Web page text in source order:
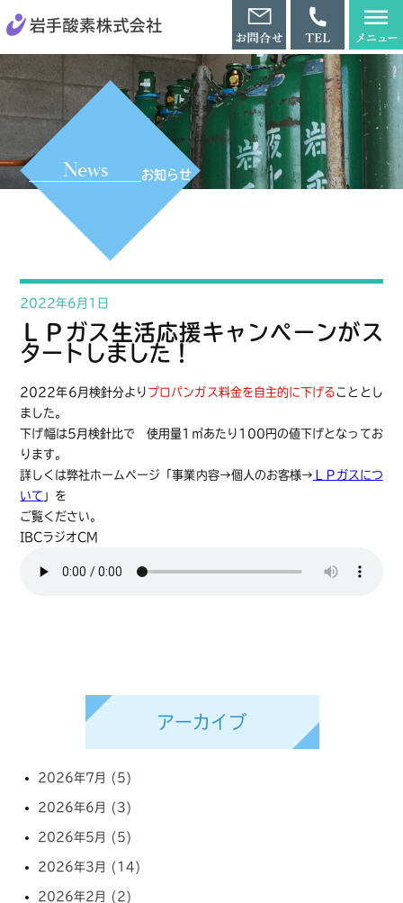
News お知らせ
2022年6月1日
ＬＰガス生活応援キャンペーンがス
タートしました！
2022年6月検針分より プロパンガス料金を自主的に下げることとし
ました。
下げ幅は5月検針比で 使用量1㎥あたり100円の値下げとなってお
ります。
詳しくは弊社ホームページ「事業内容→個人のお客様→ ＬＰガスにつ
いて 」を
ご覧ください。
IBCラジオCM
アーカイブ
2026年7月 (5)
2026年6月 (3)
2026年5月 (5)
2026年3月 (14)
2026年2月 (2)